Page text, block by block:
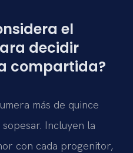
el
decidir
compartida?
más de quince
Incluyen la
con cada progenitor,